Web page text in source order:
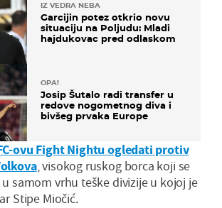
IZ VEDRA NEBA
Garcijin potez otkrio novu
situaciju na Poljudu: Mladi
hajdukovac pred odlaskom
OPA!
Josip Šutalo radi transfer u
redove nogometnog diva i
bivšeg prvaka Europe
ovu Fight Nightu ogledati protiv
, visokog ruskog borca koji se
samom vrhu teške divizije u kojoj je
Stipe Miočić.